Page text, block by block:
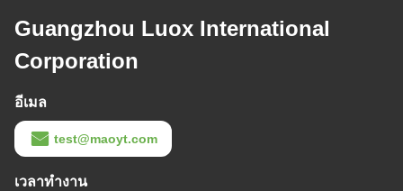
Guangzhou Luox International
Corporation
อีเมล
test@maoyt.com
เวลาทํางาน